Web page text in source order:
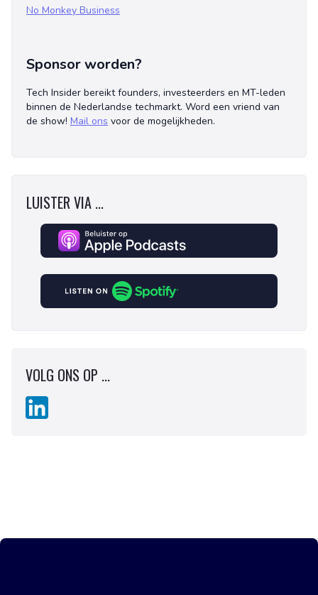
No Monkey Business
Sponsor worden?
Tech Insider bereikt founders, investeerders en MT-leden
binnen de Nederlandse techmarkt. Word een vriend van
de show! Mail ons voor de mogelijkheden.
LUISTER VIA ...
VOLG ONS OP ...